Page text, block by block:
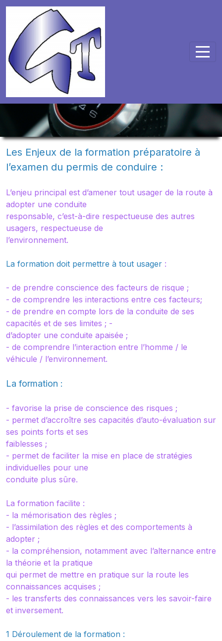
Panneau de gestion des cookies
Les Enjeux de la formation préparatoire à
l’examen du permis de conduire :
L’enjeu principal est d’amener tout usager de la route à
adopter une conduite
responsable, c’est-à-dire respectueuse des autres
usagers, respectueuse de
l’environnement.
La formation doit permettre à tout usager :
- de prendre conscience des facteurs de risque ;
- de comprendre les interactions entre ces facteurs;
- de prendre en compte lors de la conduite de ses
capacités et de ses limites ; -
d’adopter une conduite apaisée ;
- de comprendre l’interaction entre l’homme / le
véhicule / l’environnement.
La formation :
- favorise la prise de conscience des risques ;
- permet d’accroître ses capacités d’auto-évaluation sur
ses points forts et ses
faiblesses ;
- permet de faciliter la mise en place de stratégies
individuelles pour une
conduite plus sûre.
La formation facilite :
- la mémorisation des règles ;
- l’assimilation des règles et des comportements à
adopter ;
- la compréhension, notamment avec l’alternance entre
la théorie et la pratique
qui permet de mettre en pratique sur la route les
connaissances acquises ;
- les transferts des connaissances vers les savoir-faire
et inversement.
1 Déroulement de la formation :